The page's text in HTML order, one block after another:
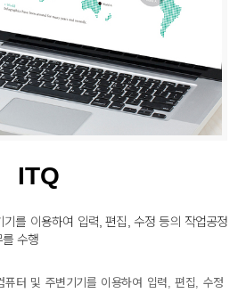
ITQ
를 이용하여 입력, 편집, 수정 등의 작업공정
수행
퓨터 및 주변기기를 이용하여 입력, 편집, 수정